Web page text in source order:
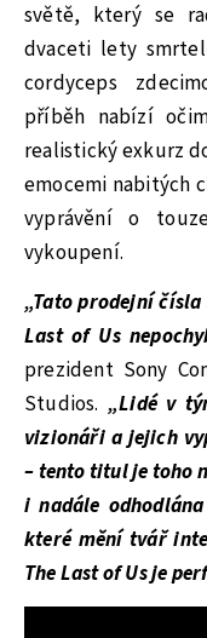
světě, který se
dvaceti lety
cordyceps
příběh nabízí
realistický exkurz
emocemi nabitých
vyprávění o
vykoupení.
„Tato prodejní
Last of Us
prezident Sony
Studios. „Lidé v
vizionáři a jejich
– tento titul je toho
i nadále
které mění tvář
The Last of Us je